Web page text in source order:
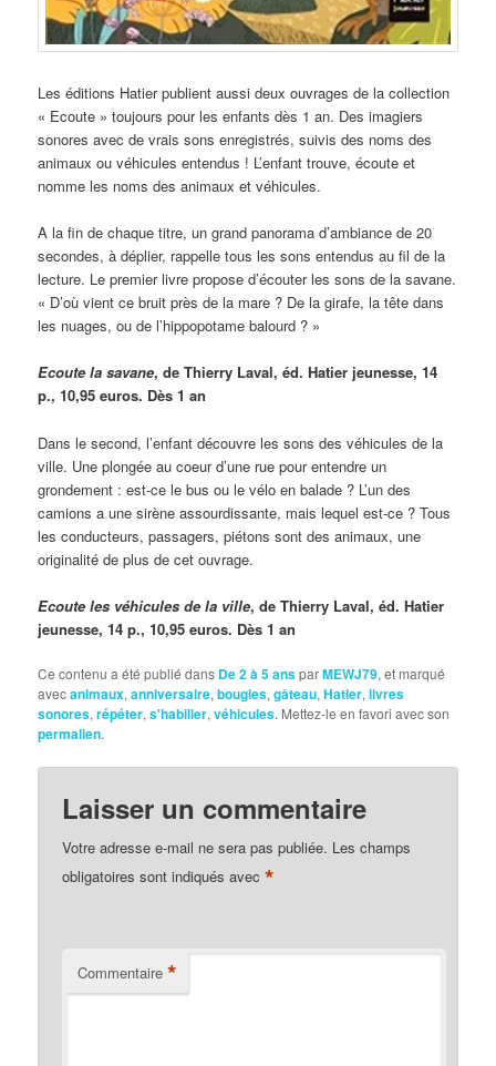
Les éditions Hatier publient aussi deux ouvrages de la collection
« Ecoute » toujours pour les enfants dès 1 an. Des imagiers
sonores avec de vrais sons enregistrés, suivis des noms des
animaux ou véhicules entendus ! L’enfant trouve, écoute et
nomme les noms des animaux et véhicules.
A la fin de chaque titre, un grand panorama d’ambiance de 20
secondes, à déplier, rappelle tous les sons entendus au fil de la
lecture. Le premier livre propose d’écouter les sons de la savane.
« D’où vient ce bruit près de la mare ? De la girafe, la tête dans
les nuages, ou de l’hippopotame balourd ? »
Ecoute la savane, de Thierry Laval, éd. Hatier jeunesse, 14
p., 10,95 euros. Dès 1 an
Dans le second, l’enfant découvre les sons des véhicules de la
ville. Une plongée au coeur d’une rue pour entendre un
grondement : est-ce le bus ou le vélo en balade ? L’un des
camions a une sirène assourdissante, mais lequel est-ce ? Tous
les conducteurs, passagers, piétons sont des animaux, une
originalité de plus de cet ouvrage.
Ecoute les véhicules de la ville, de Thierry Laval, éd. Hatier
jeunesse, 14 p., 10,95 euros. Dès 1 an
Ce contenu a été publié dans De 2 à 5 ansparMEWJ79, et marqué
avecanimaux,anniversaire,bougies,gâteau,Hatier,livres
sonores,répéter,s'habiller,véhicules. Mettez-le en favori avec son
permalien.
Laisser un commentaire
Votre adresse e-mail ne sera pas publiée. Les champs
obligatoires sont indiqués avec*
Commentaire *